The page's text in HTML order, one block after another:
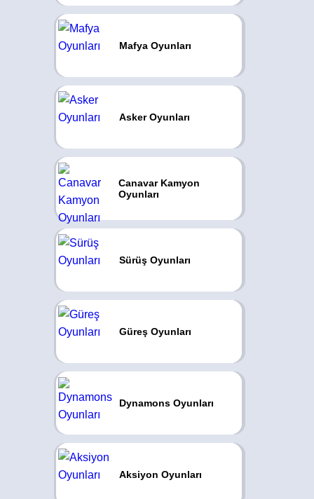
Mafya Oyunları
Asker Oyunları
Canavar Kamyon
Oyunları
Sürüş Oyunları
Güreş Oyunları
Dynamons Oyunları
Aksiyon Oyunları